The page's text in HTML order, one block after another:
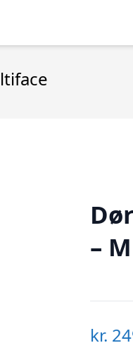
–
kr.